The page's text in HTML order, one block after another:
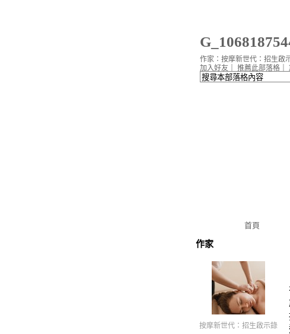
首頁
加入好友 推薦此部落格
作家：按摩新世代：招生啟
作家
按摩新世代：招生啟示錄